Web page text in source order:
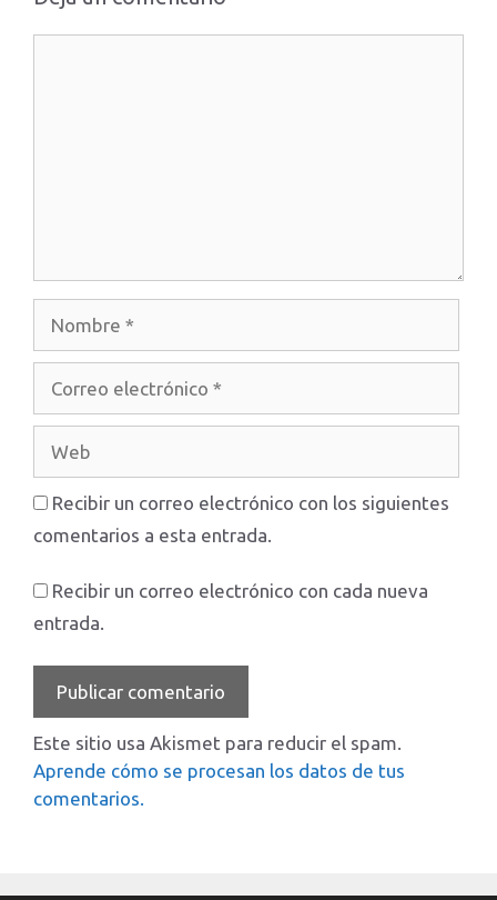
electrónico
Recibir un correo electrónico con los siguientes
comentarios a esta entrada.
Recibir un correo electrónico con cada nueva
entrada.
Este sitio usa Akismet para reducir el spam.
Aprende cómo se procesan los datos de tus
comentarios.